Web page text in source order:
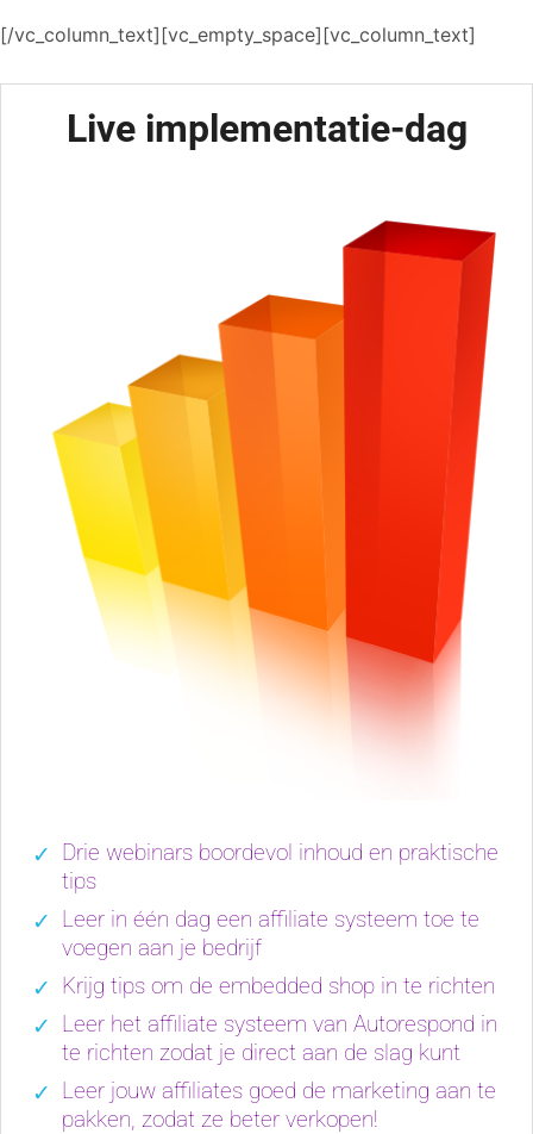
[/vc_column_text][vc_empty_space][vc_column_text]
Live implementatie-dag
Drie webinars boordevol inhoud en praktische
tips
Leer in één dag een affiliate systeem toe te
voegen aan je bedrijf
Krijg tips om de embedded shop in te richten
Leer het affiliate systeem van Autorespond in
te richten zodat je direct aan de slag kunt
Leer jouw affiliates goed de marketing aan te
pakken, zodat ze beter verkopen!